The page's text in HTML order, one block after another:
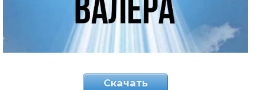
Скачать